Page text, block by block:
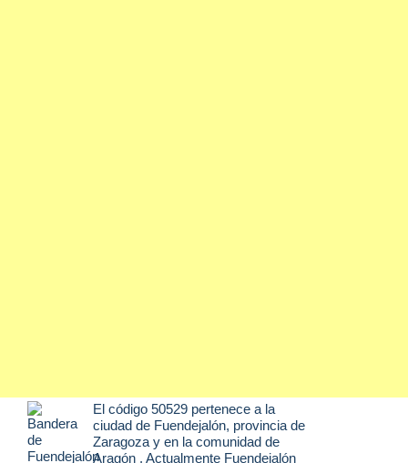
El código 50529 pertenece a la
ciudad de Fuendejalón, provincia de
Zaragoza y en la comunidad de
Aragón . Actualmente Fuendejalón